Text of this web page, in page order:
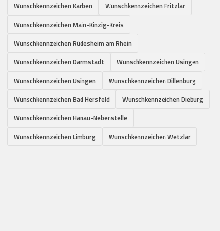
Wunschkennzeichen Karben
Wunschkennzeichen Fritzlar
Wunschkennzeichen Main-Kinzig-Kreis
Wunschkennzeichen Rüdesheim am Rhein
Wunschkennzeichen Darmstadt
Wunschkennzeichen Usingen
Wunschkennzeichen Usingen
Wunschkennzeichen Dillenburg
Wunschkennzeichen Bad Hersfeld
Wunschkennzeichen Dieburg
Wunschkennzeichen Hanau-Nebenstelle
Wunschkennzeichen Limburg
Wunschkennzeichen Wetzlar